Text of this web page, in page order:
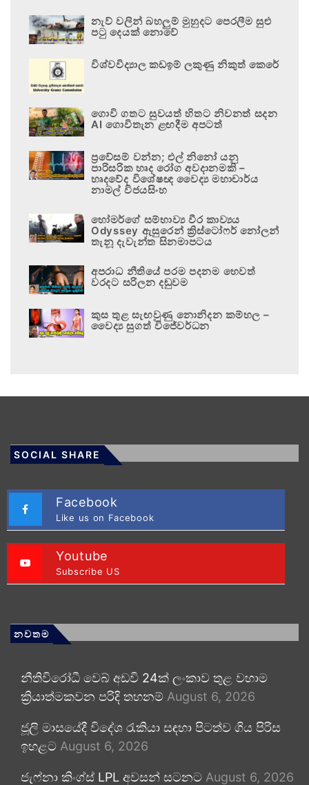
නැව් වලින් බහලුම් මුහුදට පෙරලීම සුළු
පටු දෙයක් නොවේ
විශ්වවිද්‍යාල කඩඉම් ලකුණු නිකුත් කෙරේ
ගොවි ගතට සුවයත් හිතට නිවනත් සදන
AI ගොවිතැන ළඟදීම අපටත්
ප්‍රවේසම් වන්න; එල් නිනෝ යනු
පාරිසරික හෘද රෝග අවදානමකි –
හෘදවේද විශේෂඥ වෛද්‍ය මහාචාර්ය
නාමල් විජයසිංහ
හෝමර්ගේ සම්භාව්‍ය වීර කාව්‍යය
Odyssey ඇසුරෙන් ක්‍රිස්ටෝෆර් නෝලන්
තැනූ දැවැන්ත සිනමාපටය
අපරාධ නීතියේ පරම පදනම හෙවත්
වරදට සරිලන දඬුවම
කුස තුළ සැඟවුණු නොනිදන කම්හල –
වෛද්‍ය සුගත් විජේවර්ධන
SOCIAL SHARE
Facebook
Like us on Facebook
Youtube
Subscribe US
නවතම
නීතිවිරෝධී වෙබ් අඩවි 24ක් ලංකාව තුළ වහාම
ක්‍රියාත්මකවන පරිදි තහනම් August 6, 2026
ජූලි මාසයේදී විදේශ රැකියා සඳහා පිටත්ව ගිය පිරිස
ඉහළට August 6, 2026
ජැෆ්නා කිංග්ස් LPL අවසන් සටනට August 6, 2026